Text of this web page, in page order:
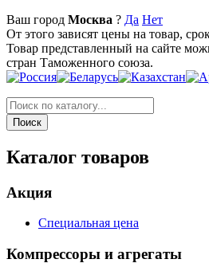
Ваш город Москва ? Да Нет
От этого зависят цены на товар,
Товар представленный на сайте
стран Таможенного союза.
Каталог товаров
Акция
Специальная цена
Компрессоры и агрегаты